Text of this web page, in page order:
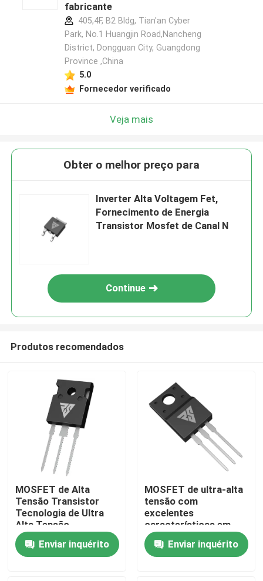
Para casa
Produtos
fabricante
405,4F, B2 Bldg, Tian'an Cyber
Park, No.1 Huangjin Road,Nancheng
District, Dongguan City, Guangdong
Province ,China
5.0
Fornecedor verificado
Veja mais
Obter o melhor preço para
Inverter Alta Voltagem Fet,
Fornecimento de Energia
Transistor Mosfet de Canal N
Continue
Produtos recomendados
MOSFET de Alta
Tensão Transistor
Tecnologia de Ultra
Alta Tensão
Enviar inquérito
MOSFET de ultra-alta
tensão com
excelentes
características em
altas temperaturas
Enviar inquérito